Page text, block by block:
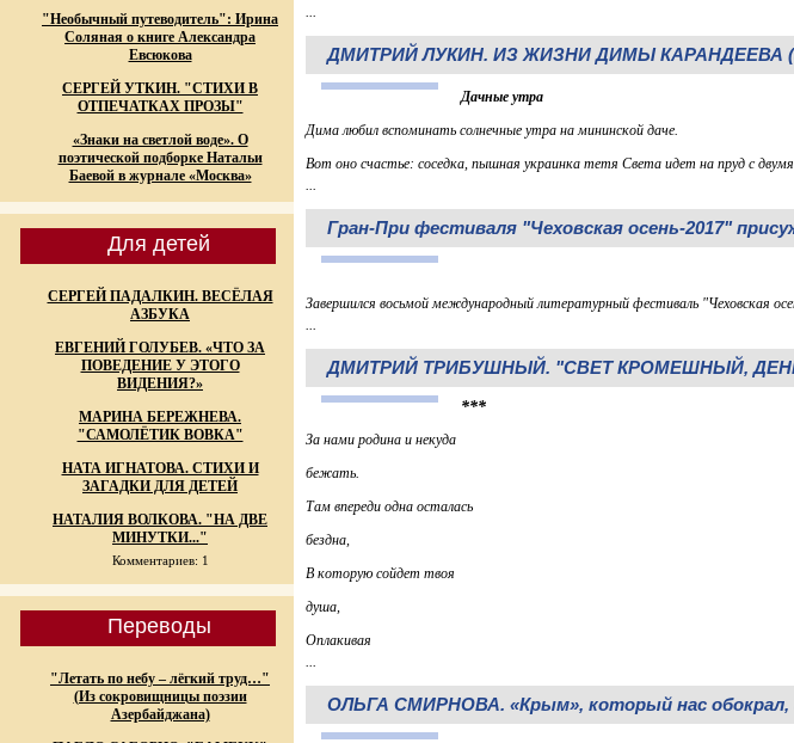
"Необычный путеводитель": Ирина
Соляная о книге Александра
Евсюкова
СЕРГЕЙ УТКИН. "СТИХИ В
ОТПЕЧАТКАХ ПРОЗЫ"
«Знаки на светлой воде». О
поэтической подборке Натальи
Баевой в журнале «Москва»
Для детей
СЕРГЕЙ ПАДАЛКИН. ВЕСЁЛАЯ
АЗБУКА
ЕВГЕНИЙ ГОЛУБЕВ. «ЧТО ЗА
ПОВЕДЕНИЕ У ЭТОГО
ВИДЕНИЯ?»
МАРИНА БЕРЕЖНЕВА.
"САМОЛЁТИК ВОВКА"
НАТА ИГНАТОВА. СТИХИ И
ЗАГАДКИ ДЛЯ ДЕТЕЙ
НАТАЛИЯ ВОЛКОВА. "НА ДВЕ
МИНУТКИ..."
Комментариев: 1
Переводы
"Летать по небу – лёгкий труд…"
(Из сокровищницы поэзии
Азербайджана)
...
ДМИТРИЙ ЛУКИН. ИЗ ЖИЗНИ ДИМЫ КАРАНДЕЕВА
Дачные утра
Дима любил вспоминать солнечные утра на мининской даче.
Вот оно счастье: соседка, пышная украинка тетя Света идет на пруд с
...
Гран-При фестиваля "Чеховская осень-2017"
Завершился восьмой международный литературный фестиваль "Чеховская
...
ДМИТРИЙ ТРИБУШНЫЙ. "СВЕТ КРОМЕШНЫЙ,
***
За нами родина и некуда
бежать.
Там впереди одна осталась
бездна,
В которую сойдет твоя
душа,
Оплакивая
...
ОЛЬГА СМИРНОВА. «Крым», который нас обокрал,